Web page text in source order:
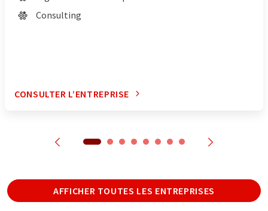
Consulting
CONSULTER L’ENTREPRISE
AFFICHER TOUTES LES ENTREPRISES